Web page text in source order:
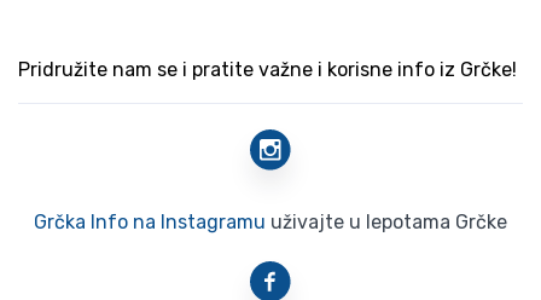
Pridružite nam se i pratite važne i korisne info iz Grčke!
Grčka Info na Instagramu uživajte u lepotama Grčke